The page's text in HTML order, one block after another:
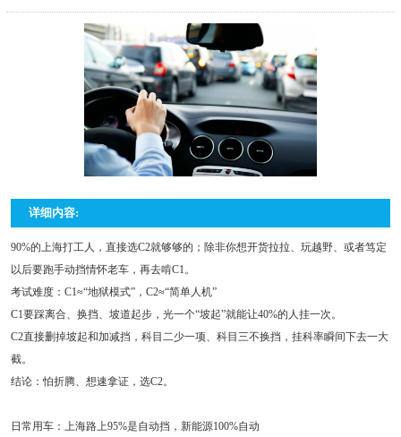
详细内容:
90%的上海打工人，直接选C2就够够的；除非你想开货拉拉、玩越野、或者笃定
以后要跑手动挡情怀老车，再去啃C1。
考试难度：C1≈“地狱模式”，C2≈“简单人机”
C1要踩离合、换挡、坡道起步，光一个“坡起”就能让40%的人挂一次。
C2直接删掉坡起和加减挡，科目二少一项、科目三不换挡，挂科率瞬间下去一大
截。
结论：怕折腾、想速拿证，选C2。
日常用车：上海路上95%是自动挡，新能源100%自动